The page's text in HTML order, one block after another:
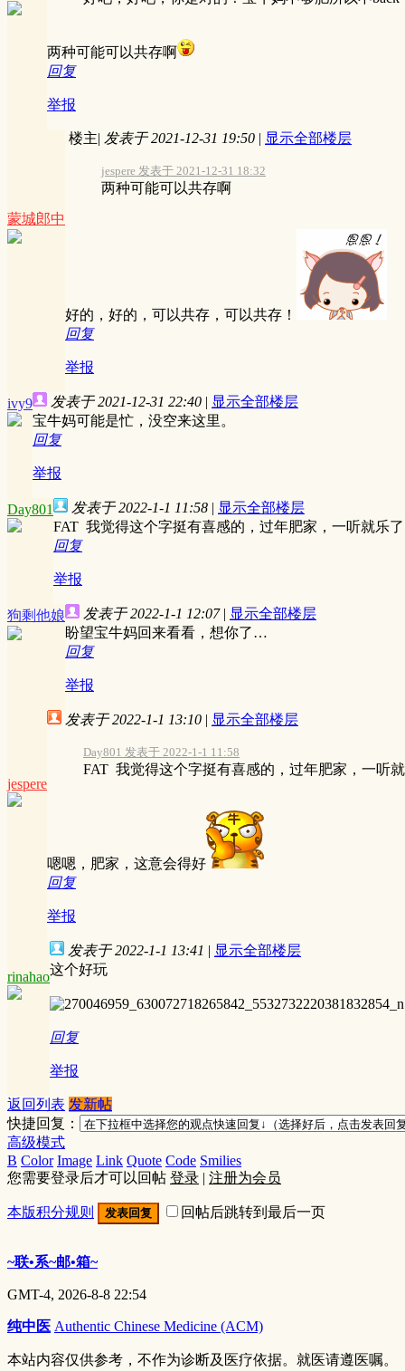
两种可能可以共存啊
回复
举报
蒙城郎中
楼主| 发表于 2021-12-31 19:50 | 显示全部楼层
jespere 发表于 2021-12-31 18:32
两种可能可以共存啊
好的，好的，可以共存，可以共存！
回复
举报
ivy9 发表于 2021-12-31 22:40 | 显示全部楼层
宝牛妈可能是忙，没空来这里。
回复
举报
Day801 发表于 2022-1-1 11:58 | 显示全部楼层
FAT 我觉得这个字挺有喜感的，过年肥家，一听就乐
回复
举报
狗剩他娘 发表于 2022-1-1 12:07 | 显示全部楼层
盼望宝牛妈回来看看，想你了…
回复
举报
jespere
发表于 2022-1-1 13:10 | 显示全部楼层
Day801 发表于 2022-1-1 11:58
FAT 我觉得这个字挺有喜感的，过年肥家，一听
嗯嗯，肥家，这意会得好
回复
举报
rinahao
发表于 2022-1-1 13:41 | 显示全部楼层
这个好玩
回复
举报
返回列表 发新帖
快捷回复：
高级模式
B Color Image Link Quote Code Smilies
您需要登录后才可以回帖 登录 | 注册为会员
本版积分规则 发表回复 回帖后跳转到最后一页
~联•系~邮•箱~
GMT-4, 2026-8-8 22:54
纯中医 Authentic Chinese Medicine (ACM)
本站内容仅供参考，不作为诊断及医疗依据。就医请遵医嘱。